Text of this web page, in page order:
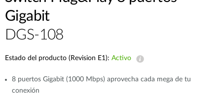
Gigabit
DGS-108
Estado del producto (Revision E1): Activo
8 puertos Gigabit (1000 Mbps) aprovecha cada mega de tu
conexión